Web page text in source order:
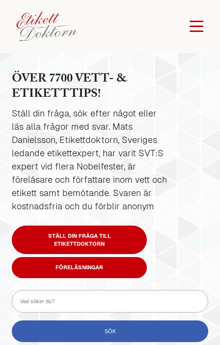
ÖVER 7700 VETT- &
ETIKETTTIPS!
Ställ din fråga, sök efter något eller
läs alla frågor med svar. Mats
Danielsson, Etikettdoktorn, Sveriges
ledande etikettexpert, har varit SVT:S
expert vid flera Nobelfester, är
föreläsare och författare inom vett och
etikett samt bemötande. Svaren är
kostnadsfria och du förblir anonym
STÄLL DIN FRÅGA TILL
ETIKETTDOKTORN
FÖRELÄSNINGAR